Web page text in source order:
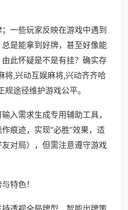
一些玩家反映在游戏中遇到
是能拿到好牌，甚至好像能
此怀疑是不是有挂？确实存
将,兴动互娱麻将,兴动齐齐哈
途径维护游戏公平。
入需求生成专用辅助工具，
痕迹，实现“必胜”效果，适
对局），但需注意遵守游戏
特色！